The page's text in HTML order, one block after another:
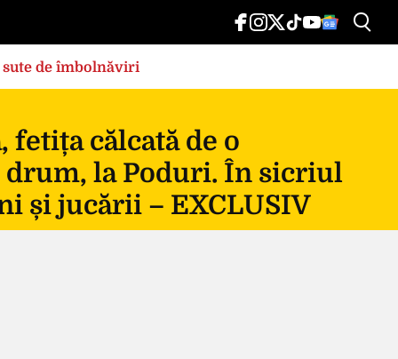
sute de îmbolnăviri
fetița călcată de o
la Poduri. În sicriul
și jucării – EXCLUSIV